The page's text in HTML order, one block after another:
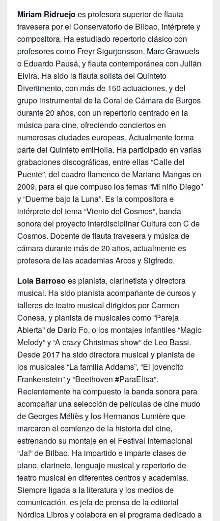
Miriam Ridruejo es profesora superior de flauta
travesera por el Conservatorio de Bilbao, intérprete y
compositora. Ha estudiado repertorio clásico con
profesores como Freyr Sigurjonsson, Marc Grawuels
o Eduardo Pausá, y flauta contemporánea con Julián
Elvira. Ha sido la flauta solista del Quinteto
Divertimento, con más de 150 actuaciones, y del
grupo instrumental de la Coral de Cámara de Burgos
durante 20 años, con un repertorio centrado en la
música para cine, ofreciendo conciertos en
numerosas ciudades europeas. Actualmente forma
parte del Quinteto emiHolia. Ha participado en varias
grabaciones discográficas, entre ellas “Calle del
Puente”, del cuadro flamenco de Mariano Mangas en
2009, para el que compuso los temas “Mi niño Diego”
y “Duerme bajo la Luna”. Es la compositora e
intérprete del tema “Viento del Cosmos”, banda
sonora del proyecto interdisciplinar Cultura con C de
Cosmos. Docente de flauta travesera y música de
cámara durante más de 20 años, actualmente es
profesora de las academias Arcos y Sigfredo.
Lola Barroso es pianista, clarinetista y directora
musical. Ha sido pianista acompañante de cursos y
talleres de teatro musical dirigidos por Carmen
Conesa, y pianista de musicales como “Pareja
Abierta” de Darío Fo, o los montajes infantiles “Magic
Melody” y “A crazy Christmas show” de Leo Bassi.
Desde 2017 ha sido directora musical y pianista de
los musicales “La familia Addams”, “El jovencito
Frankenstein” y “Beethoven #ParaElisa”.
Recientemente ha compuesto la banda sonora para
acompañar una selección de películas de cine mudo
de Georges Méliès y los Hermanos Lumière que
marcaron el comienzo de la historia del cine,
estrenando su montaje en el Festival Internacional
“Ja!” de Bilbao. Ha impartido e imparte clases de
piano, clarinete, lenguaje musical y repertorio de
teatro musical en diferentes centros y academias.
Siempre ligada a la literatura y los medios de
comunicación, es jefa de prensa de la editorial
Nórdica Libros y colabora en el programa dedicado a